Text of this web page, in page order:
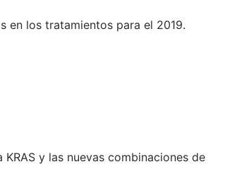
en los tratamientos para el 2019.
y las nuevas combinaciones de